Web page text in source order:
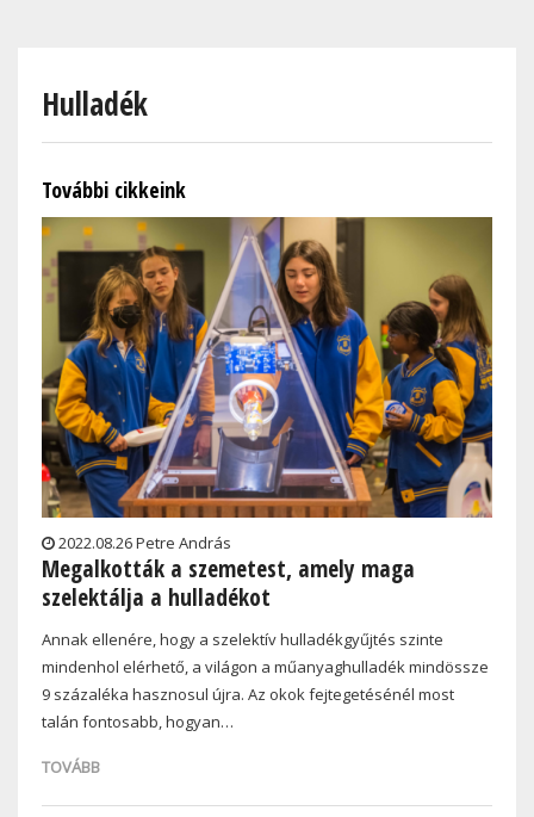
contentHulladék
További cikkeink
2022.08.26 Petre András
Megalkották a szemetest, amely maga
szelektálja a hulladékot
Annak ellenére, hogy a szelektív hulladékgyűjtés szinte
mindenhol elérhető, a világon a műanyaghulladék mindössze
9 százaléka hasznosul újra. Az okok fejtegetésénél most
talán fontosabb, hogyan…
TOVÁBB